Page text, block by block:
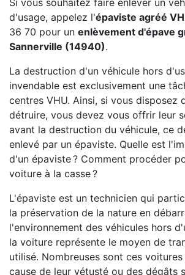
Si vous souhaitez faire enlever un
d'usage, appelez l'épaviste agréé
36 70 pour un enlèvement d'épave
Sannerville (14940).
La destruction d'un véhicule hors
invendable est exclusivement une
centres VHU. Ainsi, si vous disposez
détruire, vous devez vous offrir leur
avant la destruction du véhicule, ce
enlevé par un épaviste. Quelle est
d'un épaviste ? Comment procéder
voiture à la casse ?
L'épaviste est un technicien qui
la préservation de la nature en
l'environnement des véhicules hors
la voiture représente le moyen de
utilisé. Nombreuses sont ces
cause de leur vétusté ou des dégâts